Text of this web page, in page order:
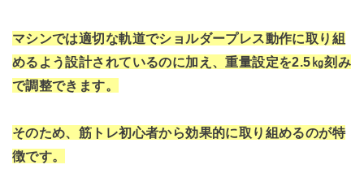
マシンでは適切な軌道でショルダープレス動作に取り組
めるよう設計されているのに加え、重量設定を2.5㎏刻み
で調整できます。
そのため、筋トレ初心者から効果的に取り組めるのが特
徴です。